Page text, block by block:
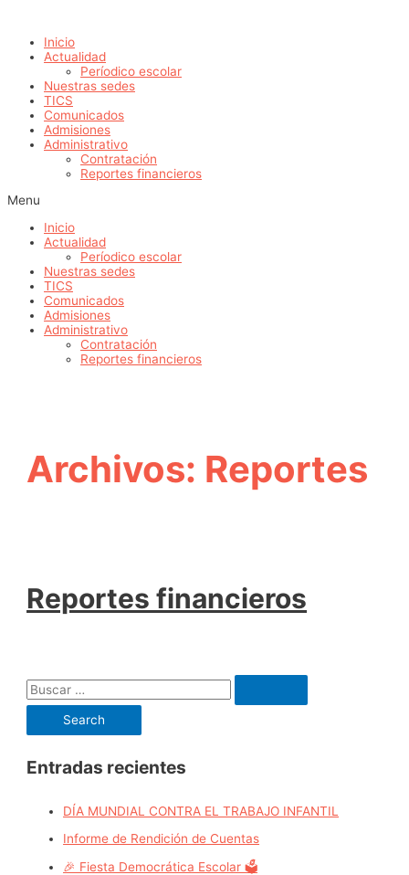
contenido
Inicio
Actualidad
Períodico escolar
Nuestras sedes
TICS
Comunicados
Admisiones
Administrativo
Contratación
Reportes financieros
Menu
Inicio
Actualidad
Períodico escolar
Nuestras sedes
TICS
Comunicados
Admisiones
Administrativo
Contratación
Reportes financieros
Archivos: Reportes
Reportes financieros
B
u
s
c
Entradas recientes
DÍA MUNDIAL CONTRA EL TRABAJO INFANTIL
Informe de Rendición de Cuentas
🎉 Fiesta Democrática Escolar 🗳️